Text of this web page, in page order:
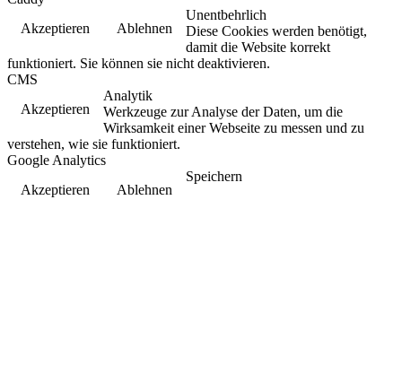
Akzeptieren
Ablehnen
Unentbehrlich
Diese Cookies werden benötigt,
damit die Website korrekt
funktioniert. Sie können sie nicht deaktivieren.
CMS
Akzeptieren
Analytik
Werkzeuge zur Analyse der Daten, um die
Wirksamkeit einer Webseite zu messen und zu
verstehen, wie sie funktioniert.
Google Analytics
Akzeptieren
Ablehnen
Speichern